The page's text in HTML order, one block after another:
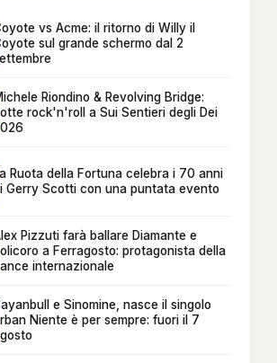
vs Acme: il ritorno di Willy il
sul grande schermo dal 2
Riondino & Revolving Bridge:
rock'n'roll a Sui Sentieri degli Dei
Ruota della Fortuna celebra i 70 anni
Gerry Scotti con una puntata evento
Pizzuti farà ballare Diamante e
a Ferragosto: protagonista della
internazionale
e Sinomine, nasce il singolo
Niente è per sempre: fuori il 7